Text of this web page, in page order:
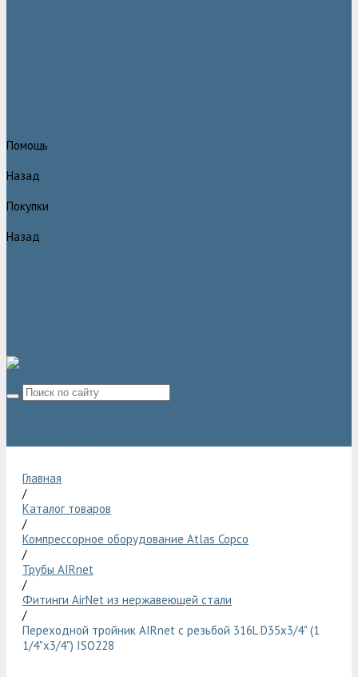
Помощь
Назад
Покупки
Назад
Главная
/
Каталог товаров
/
Компрессорное оборудование Atlas Copco
/
Трубы AIRnet
/
Фитинги AirNet из нержавеющей стали
/
Переходной тройник AIRnet с резьбой 316L D35x3/4" (1
1/4"x3/4") ISO228